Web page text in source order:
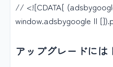
// <![CDATA[
window.adsbygoogle ||
アップグレードには